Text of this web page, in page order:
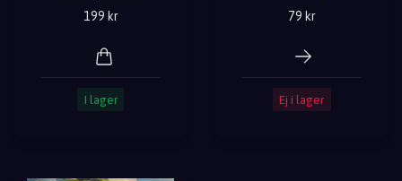
199 kr
I lager
79 kr
Ej i lager